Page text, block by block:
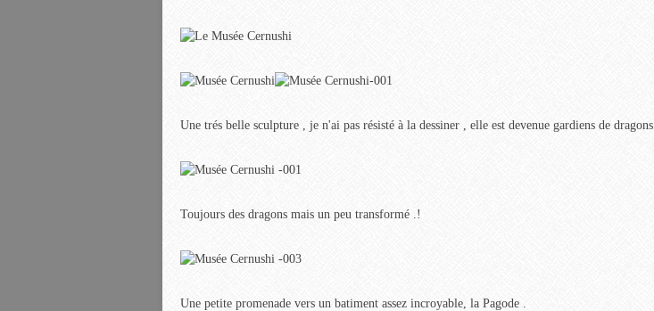
Une trés belle sculpture , je n'ai pas résisté à la dessiner , elle est devenue gardiens de dragons
Toujours des dragons mais un peu transformé .!
Une petite promenade vers un batiment assez incroyable, la Pagode .